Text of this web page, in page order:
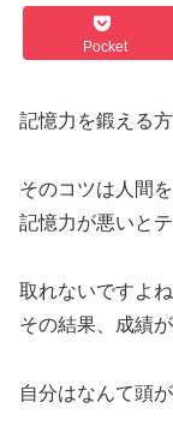
Pocket
記憶力を鍛える
そのコツは人間
記憶力が悪いと
取れないですよね
その結果、成績
自分はなんて頭が